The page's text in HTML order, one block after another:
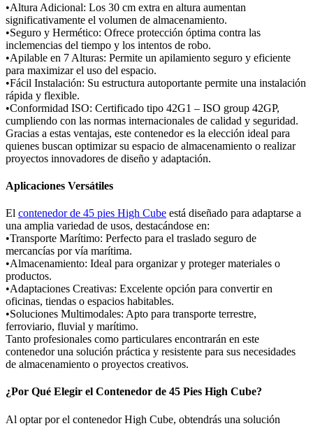
•Altura Adicional: Los 30 cm extra en altura aumentan
significativamente el volumen de almacenamiento.
•Seguro y Hermético: Ofrece protección óptima contra las
inclemencias del tiempo y los intentos de robo.
•Apilable en 7 Alturas: Permite un apilamiento seguro y eficiente
para maximizar el uso del espacio.
•Fácil Instalación: Su estructura autoportante permite una instalación
rápida y flexible.
•Conformidad ISO: Certificado tipo 42G1 – ISO group 42GP,
cumpliendo con las normas internacionales de calidad y seguridad.
Gracias a estas ventajas, este contenedor es la elección ideal para
quienes buscan optimizar su espacio de almacenamiento o realizar
proyectos innovadores de diseño y adaptación.
Aplicaciones Versátiles
El contenedor de 45 pies High Cube está diseñado para adaptarse a
una amplia variedad de usos, destacándose en:
•Transporte Marítimo: Perfecto para el traslado seguro de
mercancías por vía marítima.
•Almacenamiento: Ideal para organizar y proteger materiales o
productos.
•Adaptaciones Creativas: Excelente opción para convertir en
oficinas, tiendas o espacios habitables.
•Soluciones Multimodales: Apto para transporte terrestre,
ferroviario, fluvial y marítimo.
Tanto profesionales como particulares encontrarán en este
contenedor una solución práctica y resistente para sus necesidades
de almacenamiento o proyectos creativos.
¿Por Qué Elegir el Contenedor de 45 Pies High Cube?
Al optar por el contenedor High Cube, obtendrás una solución